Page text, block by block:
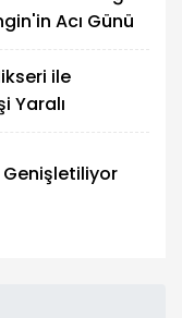
Acı Günü
ile
Yaralı
Genişletiliyor